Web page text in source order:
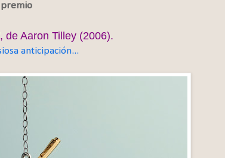
premio
de Aaron Tilley (2006).
anticipación...